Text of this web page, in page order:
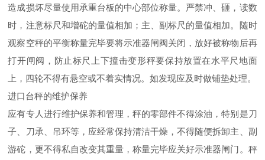
造成损坏尽量使用承重台板的中心部位称量。严禁冲、砸，读数
时，注意标尺和增砣的量值相加；主、副标尺的量值相加。随时
观察空秤的平衡称量完毕要将示准器闸阀关闭，放好被称物后再
打开闸阀，防止标尺上下撞击变形秤要保持放置在水平尺地面
上，四轮不得有悬空或不着实情况。如发现应及时做铺垫处理。
进口台秤的维护保养
应有专人进行维护保养和管理，秤的零部件不得涂油，特别是刀
子、刀承、吊环等，应经常保持清洁干燥，不得随便拆卸主、副
游砣，更不得私自改变其重量，称量完毕应关好示准器闸门。秤